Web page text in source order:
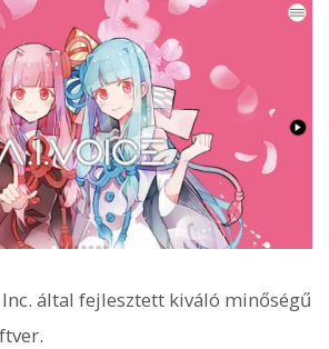
Inc. által fejlesztett kiváló minőségű